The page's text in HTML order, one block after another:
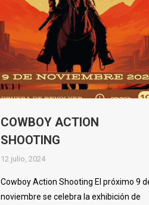
COWBOY ACTION
SHOOTING
12 julio, 2024
Cowboy Action Shooting El próximo 9
noviembre se celebra la exhibición de